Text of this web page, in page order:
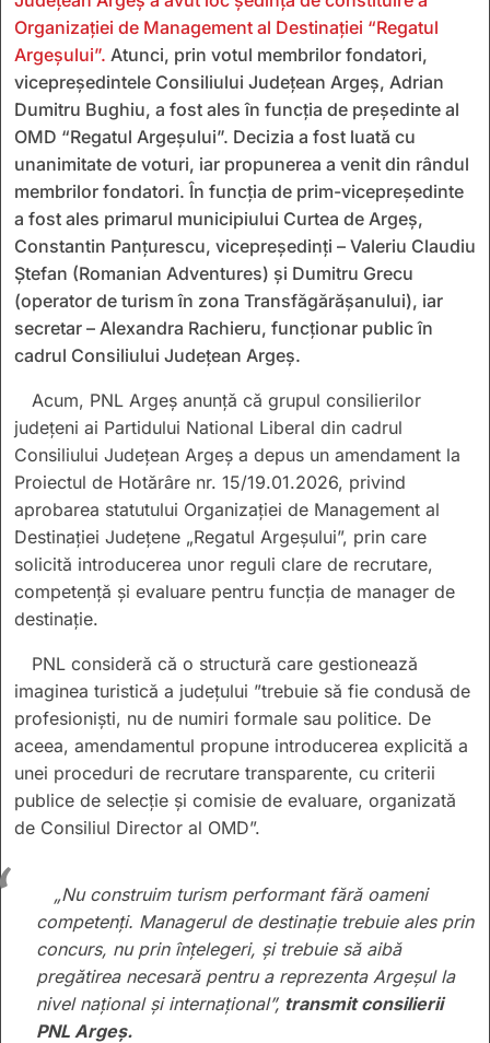
Organizației de Management al Destinației “Regatul
Argeșului”. Atunci, prin votul membrilor fondatori,
vicepreședintele Consiliului Județean Argeș, Adrian
Dumitru Bughiu, a fost ales în funcția de președinte al
OMD “Regatul Argeșului”. Decizia a fost luată cu
unanimitate de voturi, iar propunerea a venit din rândul
membrilor fondatori. În funcția de prim-vicepreședinte
a fost ales primarul municipiului Curtea de Argeș,
Constantin Panțurescu, vicepreședinți – Valeriu Claudiu
Ștefan (Romanian Adventures) și Dumitru Grecu
(operator de turism în zona Transfăgărășanului), iar
secretar – Alexandra Rachieru, funcționar public în
cadrul Consiliului Județean Argeș.
Acum, PNL Argeș anunță că grupul consilierilor
județeni ai Partidului National Liberal din cadrul
Consiliului Județean Argeș a depus un amendament la
Proiectul de Hotărâre nr. 15/19.01.2026, privind
aprobarea statutului Organizației de Management al
Destinației Județene „Regatul Argeșului”, prin care
solicită introducerea unor reguli clare de recrutare,
competență și evaluare pentru funcția de manager de
destinație.
PNL consideră că o structură care gestionează
imaginea turistică a județului ”trebuie să fie condusă de
profesioniști, nu de numiri formale sau politice. De
aceea, amendamentul propune introducerea explicită a
unei proceduri de recrutare transparente, cu criterii
publice de selecție și comisie de evaluare, organizată
de Consiliul Director al OMD”.
„Nu construim turism performant fără oameni
competenți. Managerul de destinație trebuie ales prin
concurs, nu prin înțelegeri, și trebuie să aibă
pregătirea necesară pentru a reprezenta Argeșul la
nivel național și internațional”, transmit consilierii
PNL Argeș.